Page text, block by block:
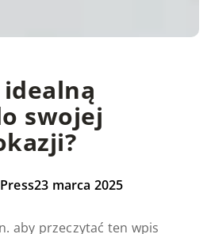
swojej
23 marca 2025
aby przeczytać ten wpis